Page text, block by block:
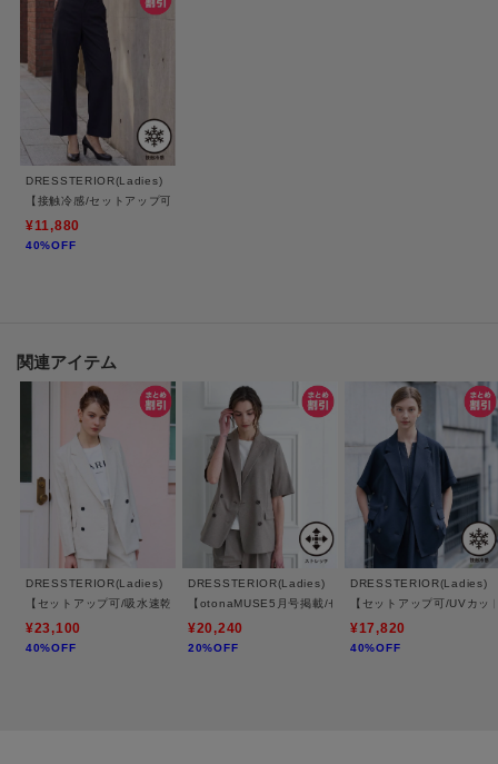
くれる素材。
ポリエステルとレーヨンのサイロコンパクトヤーンを使用しているため、毛
羽の少ないクリアな表面感です。
抗ピリングを備えているので、長くご愛用いただけます。
暑い時期に嬉しい接触冷感機能付き。
※照明の関係により、実際よりも色味が違って見える場合があります。ま
た、パソコン・スマートフォンなどの環境により、若干製品と画像のカラー
が異なる場合もございます。
DRESSTERIOR(Ladies)
【接触冷感/セットアップ可】２WAYストレッチ ワイドパンツ
¥11,880
40%OFF
関連アイテム
DRESSTERIOR(Ladies)
【セットアップ可/吸水速乾/ウォッシャブル】リネンブレンドオックスダブルジャケット
¥23,100
40%OFF
DRESSTERIOR(Ladies)
【otonaMUSE5月号掲載/セットアップ可】ウォッシャ
¥20,240
20%OFF
DRESSTERIOR(Ladies)
【セットアップ可/UVカ
¥17,820
40%OFF